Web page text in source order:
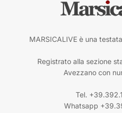
MARSICALIVE è una
Registrato alla sezione
Avezzano con
Tel.
Whatsapp